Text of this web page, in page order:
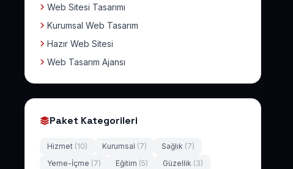
Web Sitesi Tasarımı
Kurumsal Web Tasarım
Hazır Web Sitesi
Web Tasarım Ajansı
Paket Kategorileri
Hizmet (10) Kurumsal (7) Sağlık (7)
Yeme-İçme (7) Eğitim (5) Güzellik (3)